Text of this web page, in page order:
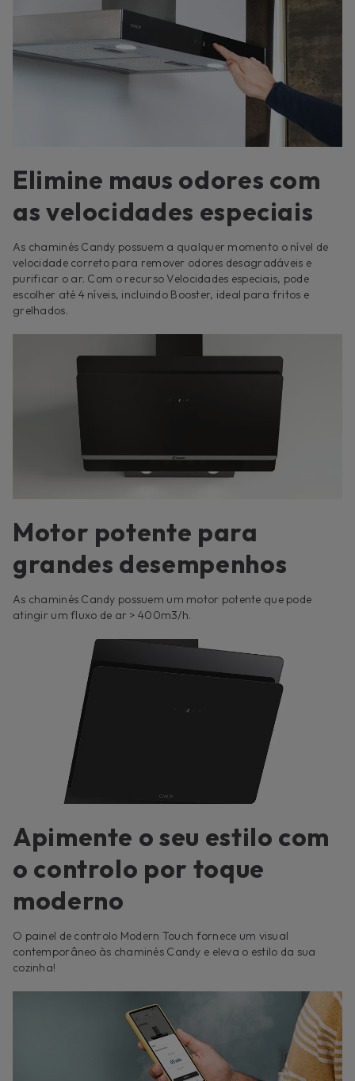
Elimine maus odores com
as velocidades especiais
As chaminés Candy possuem a qualquer momento o nível de
velocidade correto para remover odores desagradáveis ​​e
purificar o ar. Com o recurso Velocidades especiais, pode
escolher até 4 níveis, incluindo Booster, ideal para fritos e
grelhados.
Motor potente para
grandes desempenhos
As chaminés Candy possuem um motor potente que pode
atingir um fluxo de ar > 400m3/h.
Apimente o seu estilo com
o controlo por toque
moderno
O painel de controlo Modern Touch fornece um visual
contemporâneo às chaminés Candy e eleva o estilo da sua
cozinha!